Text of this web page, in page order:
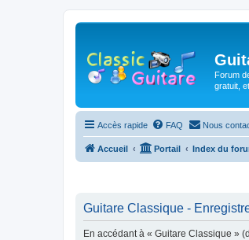
Forum
gratuit,
Accès rapide FAQ Nous
Accueil Portail Index du
Guitare Classique -
En accédant à « Guitare Classique »